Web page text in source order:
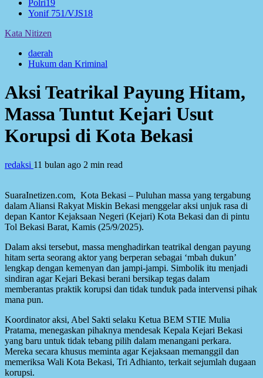
Polri19
Yonif 751/VJS18
Kata Nitizen
daerah
Hukum dan Kriminal
Aksi Teatrikal Payung Hitam,
Massa Tuntut Kejari Usut
Korupsi di Kota Bekasi
redaksi 11 bulan ago 2 min read
SuaraInetizen.com, Kota Bekasi – Puluhan massa yang tergabung
dalam Aliansi Rakyat Miskin Bekasi menggelar aksi unjuk rasa di
depan Kantor Kejaksaan Negeri (Kejari) Kota Bekasi dan di pintu
Tol Bekasi Barat, Kamis (25/9/2025).
Dalam aksi tersebut, massa menghadirkan teatrikal dengan payung
hitam serta seorang aktor yang berperan sebagai ‘mbah dukun’
lengkap dengan kemenyan dan jampi-jampi. Simbolik itu menjadi
sindiran agar Kejari Bekasi berani bersikap tegas dalam
memberantas praktik korupsi dan tidak tunduk pada intervensi pihak
mana pun.
Koordinator aksi, Abel Sakti selaku Ketua BEM STIE Mulia
Pratama, menegaskan pihaknya mendesak Kepala Kejari Bekasi
yang baru untuk tidak tebang pilih dalam menangani perkara.
Mereka secara khusus meminta agar Kejaksaan memanggil dan
memeriksa Wali Kota Bekasi, Tri Adhianto, terkait sejumlah dugaan
korupsi.